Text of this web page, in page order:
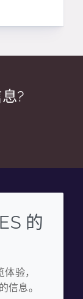
?
件
的
验，
信息。